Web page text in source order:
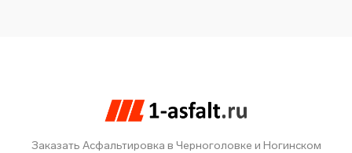
Заказать Асфальтировка в Черноголовке и Ногинском